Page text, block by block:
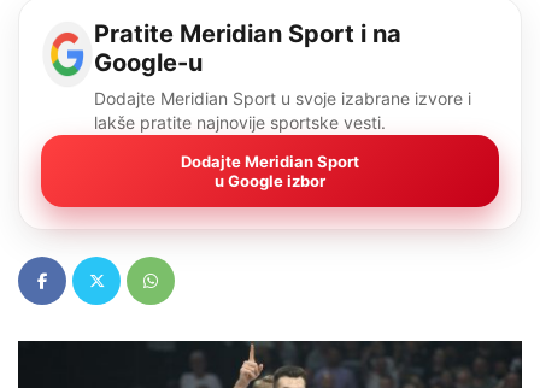
Pratite Meridian Sport i na
Google-u
Dodajte Meridian Sport u svoje izabrane izvore i
lakše pratite najnovije sportske vesti.
Dodajte Meridian Sport
u Google izbor